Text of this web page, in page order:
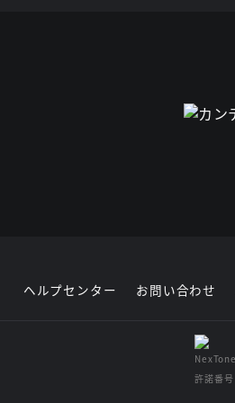
ヘルプセンター お問い合わせ